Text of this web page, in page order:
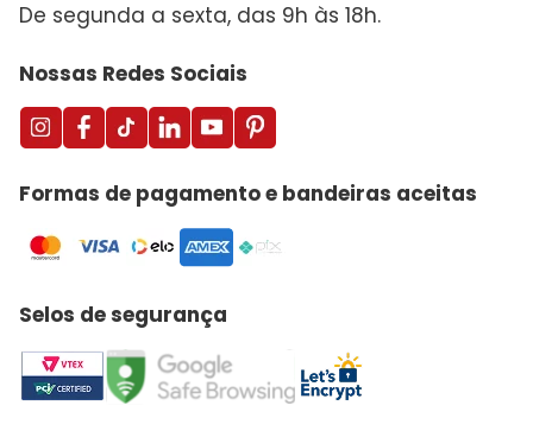
De segunda a sexta, das 9h às 18h.
Nossas Redes Sociais
Formas de pagamento e bandeiras aceitas
Selos de segurança